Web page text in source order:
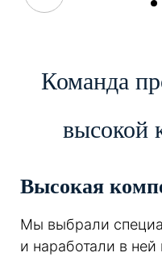
Команда
высокой
Высокая
Мы выбрали
и наработали в